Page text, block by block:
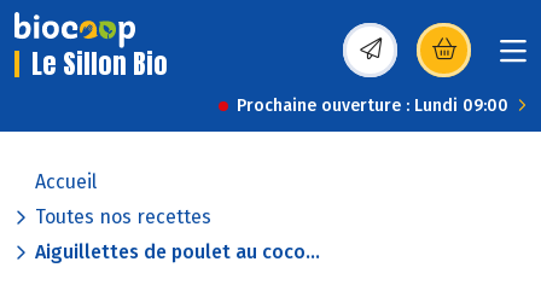
Le Sillon Bio (s’ouvre dans une
Prochaine ouverture : Lundi 09:00
Accueil
Toutes nos recettes
Aiguillettes de poulet au coco...